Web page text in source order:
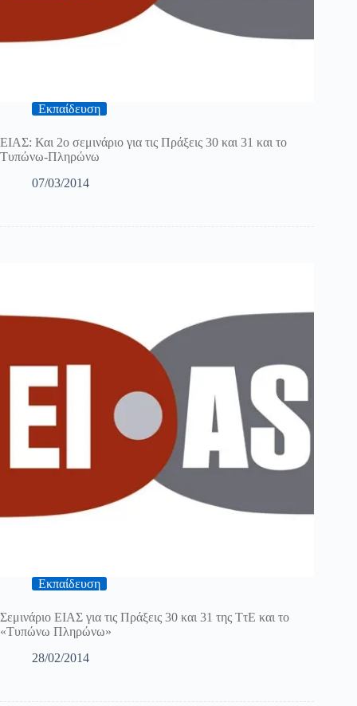
Εκπαίδευση
ΕΙΑΣ: Και 2ο σεμινάριο για τις Πράξεις 30 και 31 και το
Τυπώνω-Πληρώνω
07/03/2014
Εκπαίδευση
Σεμινάριο ΕΙΑΣ για τις Πράξεις 30 και 31 της ΤτΕ και το
«Τυπώνω Πληρώνω»
28/02/2014